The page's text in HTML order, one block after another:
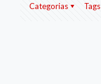
Categorias Tags